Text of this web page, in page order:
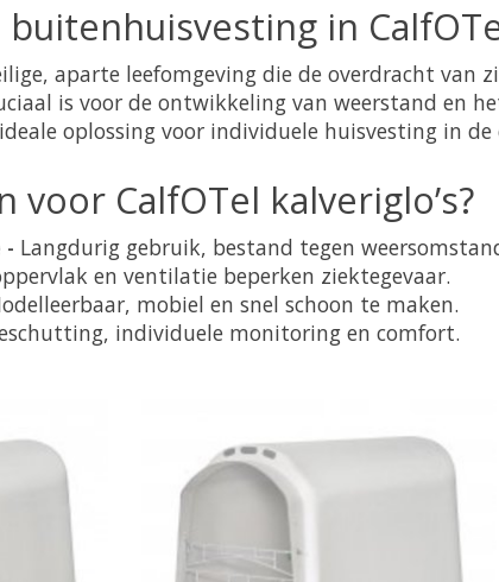
in
aparte leefomgeving die de overdracht
is voor de ontwikkeling van weerstand en
oplossing voor individuele huisvesting in
voor CalfOTel kalveriglo’s?
- Langdurig gebruik, bestand tegen
en ventilatie beperken ziektegevaar.
mobiel en snel schoon te maken.
individuele monitoring en comfort.